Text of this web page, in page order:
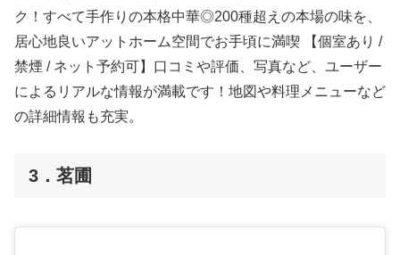
ク！すべて手作りの本格中華◎200種超えの本場の味を、
居心地良いアットホーム空間でお手頃に満喫 【個室あり /
禁煙 / ネット予約可】口コミや評価、写真など、ユーザー
によるリアルな情報が満載です！地図や料理メニューなど
の詳細情報も充実。
3．茗圃